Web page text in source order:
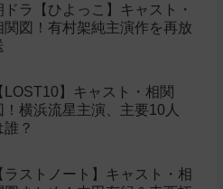
ドラ【ひよっこ】キャスト・
関図！有村架純主演作を再放
LOST10】キャスト・相関
！横浜流星主演、主要10人
誰？
ラストノート】キャスト・相